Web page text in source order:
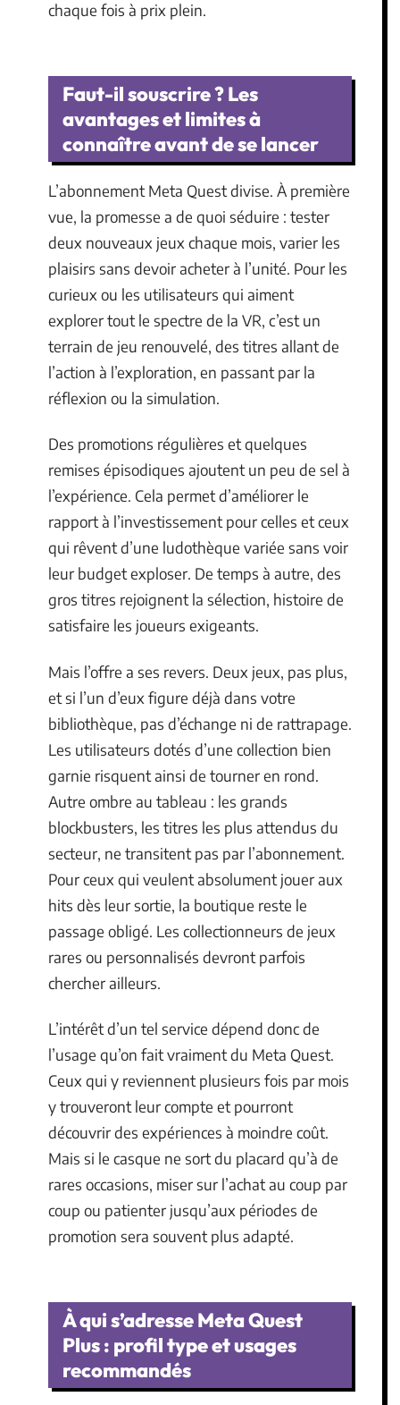
chaque fois à prix plein.
Faut-il souscrire ? Les
avantages et limites à
connaître avant de se lancer
L’abonnement Meta Quest divise. À première
vue, la promesse a de quoi séduire : tester
deux nouveaux jeux chaque mois, varier les
plaisirs sans devoir acheter à l’unité. Pour les
curieux ou les utilisateurs qui aiment
explorer tout le spectre de la VR, c’est un
terrain de jeu renouvelé, des titres allant de
l’action à l’exploration, en passant par la
réflexion ou la simulation.
Des promotions régulières et quelques
remises épisodiques ajoutent un peu de sel à
l’expérience. Cela permet d’améliorer le
rapport à l’investissement pour celles et ceux
qui rêvent d’une ludothèque variée sans voir
leur budget exploser. De temps à autre, des
gros titres rejoignent la sélection, histoire de
satisfaire les joueurs exigeants.
Mais l’offre a ses revers. Deux jeux, pas plus,
et si l’un d’eux figure déjà dans votre
bibliothèque, pas d’échange ni de rattrapage.
Les utilisateurs dotés d’une collection bien
garnie risquent ainsi de tourner en rond.
Autre ombre au tableau : les grands
blockbusters, les titres les plus attendus du
secteur, ne transitent pas par l’abonnement.
Pour ceux qui veulent absolument jouer aux
hits dès leur sortie, la boutique reste le
passage obligé. Les collectionneurs de jeux
rares ou personnalisés devront parfois
chercher ailleurs.
L’intérêt d’un tel service dépend donc de
l’usage qu’on fait vraiment du Meta Quest.
Ceux qui y reviennent plusieurs fois par mois
y trouveront leur compte et pourront
découvrir des expériences à moindre coût.
Mais si le casque ne sort du placard qu’à de
rares occasions, miser sur l’achat au coup par
coup ou patienter jusqu’aux périodes de
promotion sera souvent plus adapté.
À qui s’adresse Meta Quest
Plus : profil type et usages
recommandés